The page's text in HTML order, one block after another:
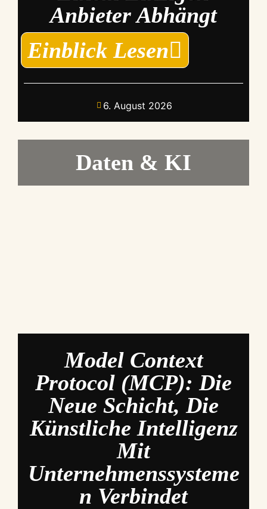
Anbieter Abhängt
Einblick Lesen
6. August 2026
Daten & KI
Model Context
Protocol (MCP): Die
Neue Schicht, Die
Künstliche Intelligenz
Mit
Unternehmenssysteme
N Verbindet